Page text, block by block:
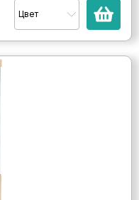
Цвет